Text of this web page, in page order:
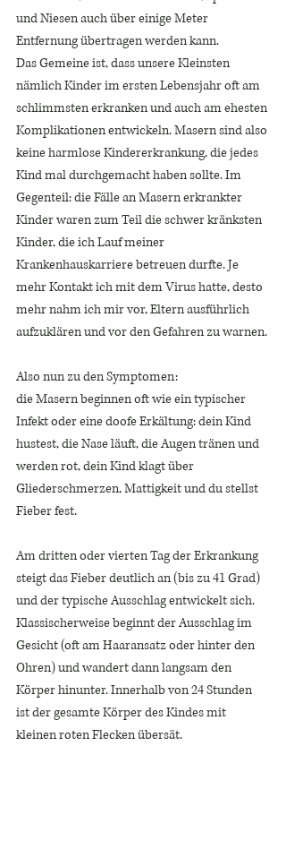
und Niesen auch über einige Meter
Entfernung übertragen werden kann.
Das Gemeine ist, dass unsere Kleinsten
nämlich Kinder im ersten Lebensjahr oft am
schlimmsten erkranken und auch am ehesten
Komplikationen entwickeln. Masern sind also
keine harmlose Kindererkrankung, die jedes
Kind mal durchgemacht haben sollte. Im
Gegenteil: die Fälle an Masern erkrankter
Kinder waren zum Teil die schwer kränksten
Kinder, die ich Lauf meiner
Krankenhauskarriere betreuen durfte. Je
mehr Kontakt ich mit dem Virus hatte, desto
mehr nahm ich mir vor, Eltern ausführlich
aufzuklären und vor den Gefahren zu warnen.
Also nun zu den Symptomen:
die Masern beginnen oft wie ein typischer
Infekt oder eine doofe Erkältung: dein Kind
hustest, die Nase läuft, die Augen tränen und
werden rot, dein Kind klagt über
Gliederschmerzen, Mattigkeit und du stellst
Fieber fest.
Am dritten oder vierten Tag der Erkrankung
steigt das Fieber deutlich an (bis zu 41 Grad)
und der typische Ausschlag entwickelt sich.
Klassischerweise beginnt der Ausschlag im
Gesicht (oft am Haaransatz oder hinter den
Ohren) und wandert dann langsam den
Körper hinunter. Innerhalb von 24 Stunden
ist der gesamte Körper des Kindes mit
kleinen roten Flecken übersät.